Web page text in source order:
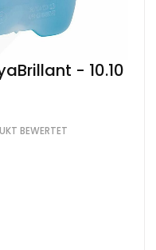
- 10.10
BEWERTET